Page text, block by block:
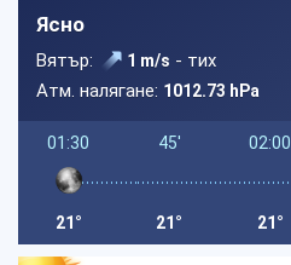
Ясно
Вятър: 1 m/s - тих
Атм. налягане: 1012.73 hPa
01:30
21°
45'
21°
02:00
21°